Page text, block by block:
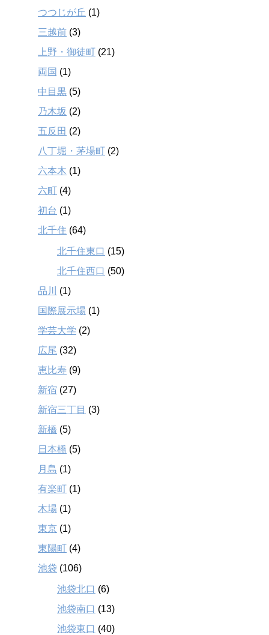
つつじが丘 (1)
三越前 (3)
上野・御徒町 (21)
両国 (1)
中目黒 (5)
乃木坂 (2)
五反田 (2)
八丁堀・茅場町 (2)
六本木 (1)
六町 (4)
初台 (1)
北千住 (64)
北千住東口 (15)
北千住西口 (50)
品川
(1)
国際展示場 (1)
学芸大学 (2)
広尾 (32)
恵比寿 (9)
新宿 (27)
新宿三丁目 (3)
新橋 (5)
日本橋 (5)
月島 (1)
有楽町 (1)
木場 (1)
東京 (1)
東陽町 (4)
池袋 (106)
池袋北口 (6)
池袋南口 (13)
池袋東口 (40)